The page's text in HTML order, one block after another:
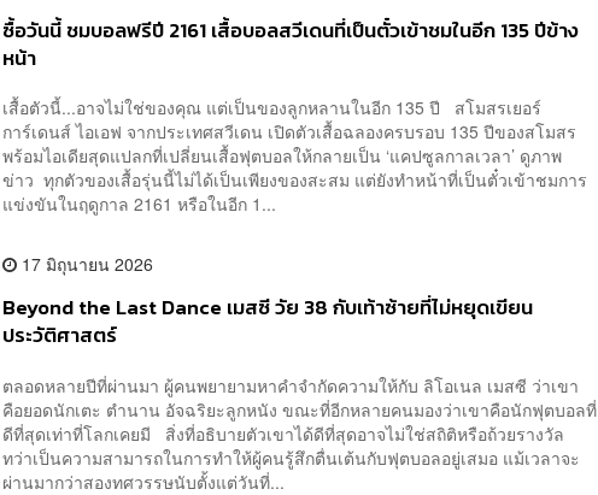
ซื้อวันนี้ ชมบอลฟรีปี 2161 เสื้อบอลสวีเดนที่เป็นตั๋วเข้าชมในอีก 135 ปีข้าง
หน้า
เสื้อตัวนี้...อาจไม่ใช่ของคุณ แต่เป็นของลูกหลานในอีก 135 ปี สโมสรเยอร์
การ์เดนส์ ไอเอฟ จากประเทศสวีเดน เปิดตัวเสื้อฉลองครบรอบ 135 ปีของสโมสร
พร้อมไอเดียสุดแปลกที่เปลี่ยนเสื้อฟุตบอลให้กลายเป็น ‘แคปซูลกาลเวลา’ ดูภาพ
ข่าว ทุกตัวของเสื้อรุ่นนี้ไม่ได้เป็นเพียงของสะสม แต่ยังทำหน้าที่เป็นตั๋วเข้าชมการ
แข่งขันในฤดูกาล 2161 หรือในอีก 1...
17 มิถุนายน 2026
Beyond the Last Dance เมสซี วัย 38 กับเท้าซ้ายที่ไม่หยุดเขียน
ประวัติศาสตร์
ตลอดหลายปีที่ผ่านมา ผู้คนพยายามหาคำจำกัดความให้กับ ลิโอเนล เมสซี ว่าเขา
คือยอดนักเตะ ตำนาน อัจฉริยะลูกหนัง ขณะที่อีกหลายคนมองว่าเขาคือนักฟุตบอลที่
ดีที่สุดเท่าที่โลกเคยมี สิ่งที่อธิบายตัวเขาได้ดีที่สุดอาจไม่ใช่สถิติหรือถ้วยรางวัล
ทว่าเป็นความสามารถในการทำให้ผู้คนรู้สึกตื่นเต้นกับฟุตบอลอยู่เสมอ แม้เวลาจะ
ผ่านมากว่าสองทศวรรษนับตั้งแต่วันที่...